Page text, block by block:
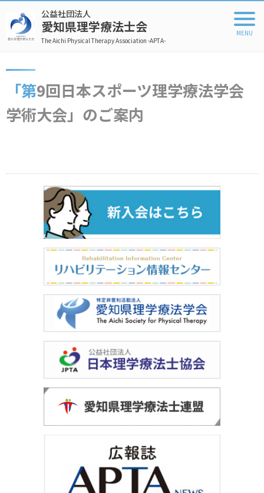
公益社団法人
愛知県理学療法士会
The Aichi Physical Therapy Association -APTA-
「第9回日本スポーツ理学療法学会
学術大会」のご案内